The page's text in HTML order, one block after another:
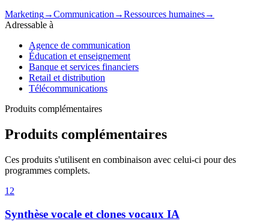
Marketing→Communication→Ressources humaines→
Adressable à
Agence de communication
Éducation et enseignement
Banque et services financiers
Retail et distribution
Télécommunications
Produits complémentaires
Produits complémentaires
Ces produits s'utilisent en combinaison avec celui-ci pour des
programmes complets.
12
Synthèse vocale et clones vocaux IA